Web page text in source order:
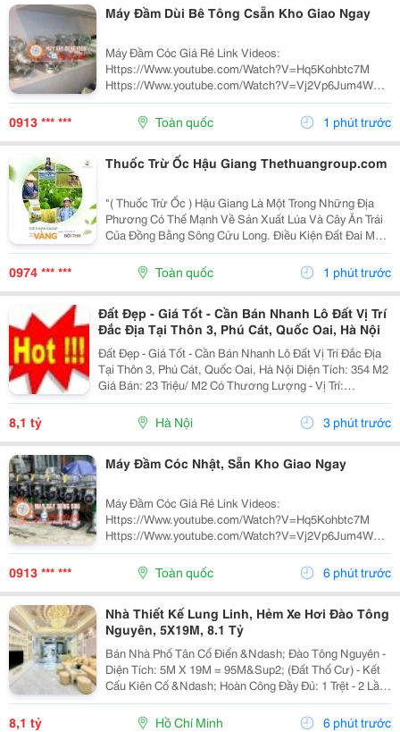
Máy Đầm Dùi Bê Tông Csẵn Kho Giao Ngay
Máy Đầm Cóc Giá Rẻ Link Videos:
Https://Www.youtube.com/Watch?V=Hq5Kohbtc7M
Https://Www.youtube.com/Watch?V=Vj2Vp6Jum4W
Máy Đầm Cóc Mikasa Mt55L &Ndash; Giới Thiệu Và
Phân Phối Máy Đầm Cóc Mt55L Chạy Xăng Có Khả
Năng Đầm Và Nén Chặt Các Loại...
0913 *** *** Toàn quốc 1 phút trước
Thuốc Trừ Ốc Hậu Giang Thethuangroup.com
"( Thuốc Trừ Ốc ) Hậu Giang Là Một Trong Những Địa
Phương Có Thế Mạnh Về Sản Xuất Lúa Và Cây Ăn Trái
Của Đồng Bằng Sông Cửu Long. Điều Kiện Đất Đai Màu
Mỡ Cùng Hệ Thống Kênh Rạch Dày Đặc Tạo Nhiều
Thuận Lợi Cho Canh Tác, Nhưng Cũng Là Môi Trường
0974 *** *** Toàn quốc 1 phút trước
Đất Đẹp - Giá Tốt - Cần Bán Nhanh Lô Đất Vị Trí
Đắc Địa Tại Thôn 3, Phú Cát, Quốc Oai, Hà Nội
Đất Đẹp - Giá Tốt - Cần Bán Nhanh Lô Đất Vị Trí Đắc Địa
Tại Thôn 3, Phú Cát, Quốc Oai, Hà Nội Diện Tích: 354 M2
Giá Bán: 23 Triệu/ M2 Có Thương Lượng - Vị Trí:
Https://Www.google.com/Maps?
8,1 tỷ Hà Nội 3 phút trước
Máy Đầm Cóc Nhật, Sẵn Kho Giao Ngay
Máy Đầm Cóc Giá Rẻ Link Videos:
Https://Www.youtube.com/Watch?V=Hq5Kohbtc7M
Https://Www.youtube.com/Watch?V=Vj2Vp6Jum4W
Máy Đầm Cóc Mikasa Mt55L &Ndash; Giới Thiệu Và
Phân Phối Máy Đầm Cóc Mt55L Chạy Xăng Có Khả
Năng Đầm Và Nén Chặt Các Loại...
0913 *** *** Toàn quốc 6 phút trước
Nhà Thiết Kế Lung Linh, Hẻm Xe Hơi Đào Tông
Nguyên, 5X19M, 8.1 Tỷ
Bán Nhà Phố Tân Cổ Điển &Ndash; Đào Tông Nguyên -
Diện Tích: 5M X 19M = 95M&Sup2; (Đất Thổ Cư) - Kết
Cấu Kiên Cố &Ndash; Hoàn Công Đầy Đủ: 1 Trệt - 2 Lầu
- 3 Phòng Ngủ - 1 Phòng Thờ - 5 Wv -Tặng Full Nội Thất
Cao Cấp: 6 Máy Lạnh, Tivi - Nội Thất...
8,1 tỷ Hồ Chí Minh 6 phút trước